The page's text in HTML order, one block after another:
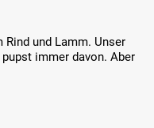
Rind und Lamm. Unser
immer davon. Aber